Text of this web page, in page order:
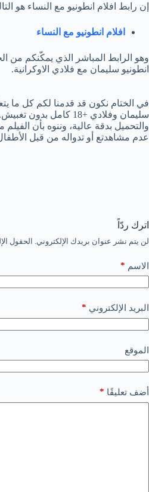
إن رابط افلام انطونيو مع النساء هو
افلام انطونيو مع النساء
وهو الرابط المباشر الذي يمكّنكم
انطونيو سليمان مع فلادي الاوكرانية.
في الختام نكون قد قدمنا لكم كل ما
سليمان وفلادي +18
والتحميل بدقة عالية، وننوه بأن
عدم مشاهدتع أو تدواله من قبل
اترك ردّاً
لن يتم نشر عنوان بريدك الإلكتروني. الحقول
الاسم *
البريد الإلكتروني *
الموقع
أضف تعليقًا *